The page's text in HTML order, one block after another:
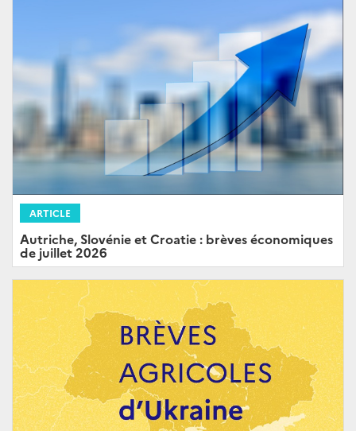
ARTICLE
Autriche, Slovénie et Croatie : brèves économiques
de juillet 2026